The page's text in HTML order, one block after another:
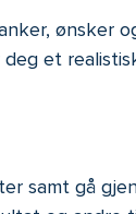
ønsker
et
gå